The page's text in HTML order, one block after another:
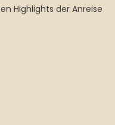
Highlights der Anreise